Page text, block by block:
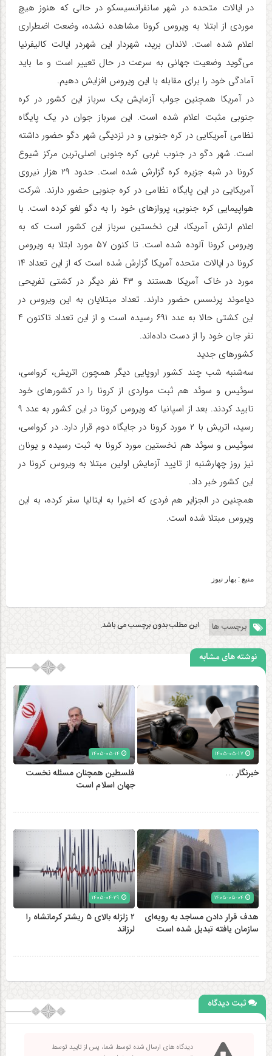
در ایالات متحده در شهر سانفرانسیسکو در حالی که هنوز هیچ
موردی از ابتلا به ویروس کرونا مشاهده نشده، وضعت اضطراری
اعلام شده است. لاندان برید، شهردار این شهردر ایالت کالیفرنیا
می‌گوید وضعیت جهانی به سرعت در حال تعییر است و ما باید
آمادگی خود را برای مقابله با این ویروس افزایش دهیم.
در آمریکا همچنین جواب آزمایش یک سرباز این کشور در کره
جنوبی مثبت اعلام شده است. این سرباز جوان در یک پایگاه
نظامی آمریکایی در کره جنوبی و در نزدیگی شهر دگو حضور داشته
است. شهر دگو در جنوب غربی کره جنوبی اصلی‌ترین مرکز شیوع
کرونا در شبه جزیره کره گزارش شده است. حدود ۲۹ هزار نیروی
آمریکایی در این پایگاه نظامی در کره جنوبی حضور دارند. شرکت
هواپیمایی کره جنوبی، پروازهای خود را به دگو لغو کرده است. با
اعلام ارتش آمریکا، این نخستین سرباز این کشور است که به
ویروس کرونا آلوده شده است. تا کنون ۵۷ مورد ابتلا به ویروس
کرونا در ایالات متحده آمریکا گزارش شده است که از این تعداد ۱۴
مورد در خاک آمریکا هستند و ۴۳ نفر دیگر در کشتی تفریحی
دیاموند پرنسس حضور دارند. تعداد مبتلایان به این ویروس در
این کشتی حالا به عدد ۶۹۱ رسیده است و از این تعداد تاکنون ۴
نفر جان خود را از دست داده‌اند.
کشورهای جدید
سه‌شنبه شب چند کشور اروپایی دیگر همچون اتریش، کرواسی،
سوئیس و سوئد هم ثبت مواردی از کرونا را در کشورهای خود
تایید کردند. بعد از اسپانیا که ویروس کرونا در این کشور به عدد ۹
رسید، اتریش با ۲ مورد کرونا در جایگاه دوم قرار دارد. در کرواسی،
سوئیس و سوئد هم نخستین مورد کرونا به ثبت رسیده و یونان
نیز روز چهارشنبه از تایید آزمایش اولین مبتلا به ویروس کرونا در
این کشور خبر داد.
همچنین در الجزایر هم فردی که اخیرا به ایتالیا سفر کرده، به این
ویروس مبتلا شده است.
منبع : بهار نیوز
برچسب ها این مطلب بدون برچسب می باشد.
نوشته های مشابه
۱۴۰۵-۰۵-۱۷
خبرنگار …
فلسطین همچنان مسئله نخست
جهان اسلام است
۱۴۰۵-۰۵-۰۴
هدف قرار دادن مساجد به رویه‌ای
سازمان‌ یافته تبدیل شده است
۲ زلزله‌ بالای ۵ ریشتر کرمانشاه را
لرزاند
ثبت دیدگاه
دیدگاه های ارسال شده توسط شما، پس از تایید توسط